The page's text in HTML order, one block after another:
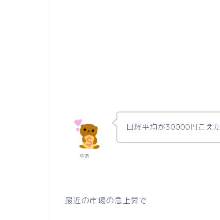
ゆあ
日経平均が30000円こえ
最近の市場の急上昇で